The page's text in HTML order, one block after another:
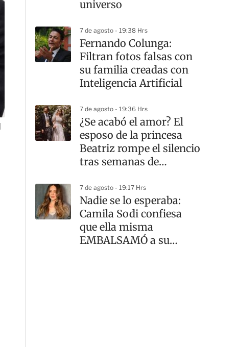
universo
7 de agosto - 19:38 Hrs
Fernando Colunga:
Filtran fotos falsas con
su familia creadas con
Inteligencia Artificial
7 de agosto - 19:36 Hrs
¿Se acabó el amor? El
esposo de la princesa
Beatriz rompe el silencio
tras semanas de
7 de agosto - 19:17 Hrs
Nadie se lo esperaba:
Camila Sodi confiesa
que ella misma
EMBALSAMÓ a su